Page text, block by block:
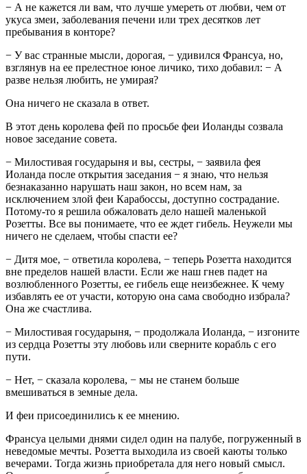
− А не кажется ли вам, что лучше умереть от любви, чем от
укуса змеи, заболевания печени или трех десятков лет
пребывания в конторе?
− У вас странные мысли, дорогая, − удивился Франсуа, но,
взглянув на ее прелестное юное личико, тихо добавил: − А
разве нельзя любить, не умирая?
Она ничего не сказала в ответ.
В этот день королева фей по просьбе феи Иоланды созвала
новое заседание совета.
− Милостивая государыня и вы, сестры, − заявила фея
Иоланда после открытия заседания − я знаю, что нельзя
безнаказанно нарушать наш закон, но всем нам, за
исключением злой феи Карабоссы, доступно сострадание.
Потому-то я решила обжаловать дело нашей маленькой
Розетты. Все вы понимаете, что ее ждет гибель. Неужели мы
ничего не сделаем, чтобы спасти ее?
− Дитя мое, − ответила королева, − теперь Розетта находится
вне пределов нашей власти. Если же наш гнев падет на
возлюбленного Розетты, ее гибель еще неизбежнее. К чему
избавлять ее от участи, которую она сама свободно избрала?
Она же счастлива.
− Милостивая государыня, − продолжала Иоланда, − изгоните
из сердца Розетты эту любовь или сверните корабль с его
пути.
− Нет, − сказала королева, − мы не станем больше
вмешиваться в земные дела.
И феи присоединились к ее мнению.
Франсуа целыми днями сидел один на палубе, погруженный в
неведомые мечты. Розетта выходила из своей каюты только
вечерами. Тогда жизнь приобретала для него новый смысл.